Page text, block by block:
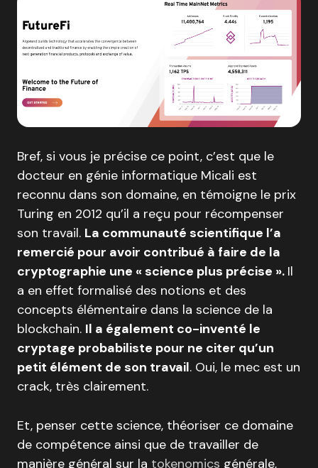
Bref, si vous je précise ce point, c’est que le
docteur en génie informatique Micali est
reconnu dans son domaine, en témoigne le prix
Turing en 2012 qu’il a reçu pour récompenser
son travail. La communauté scientifique l’a
remercié pour avoir contribué à faire de la
cryptographie une « science plus précise ». Il
a en effet formalisé des notions et des
concepts élémentaire dans la science de la
blockchain. Il a également co-inventé le
cryptage probabiliste pour ne citer qu’un
petit élément de son travail. Oui, le mec est un
crack, très clairement.
Et, penser cette science, théoriser ce domaine
de compétence ainsi que de travailler de
manière général sur la tokenomics générale,